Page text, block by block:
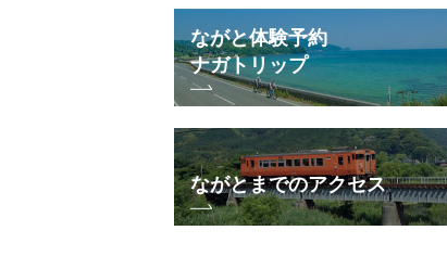
ながと体験予約
ナガトリップ
ながとまでのアクセス